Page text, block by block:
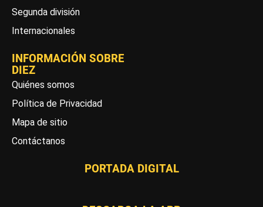
Segunda división
Internacionales
INFORMACIÓN SOBRE
DIEZ
Quiénes somos
Política de Privacidad
Mapa de sitio
Contáctanos
PORTADA DIGITAL